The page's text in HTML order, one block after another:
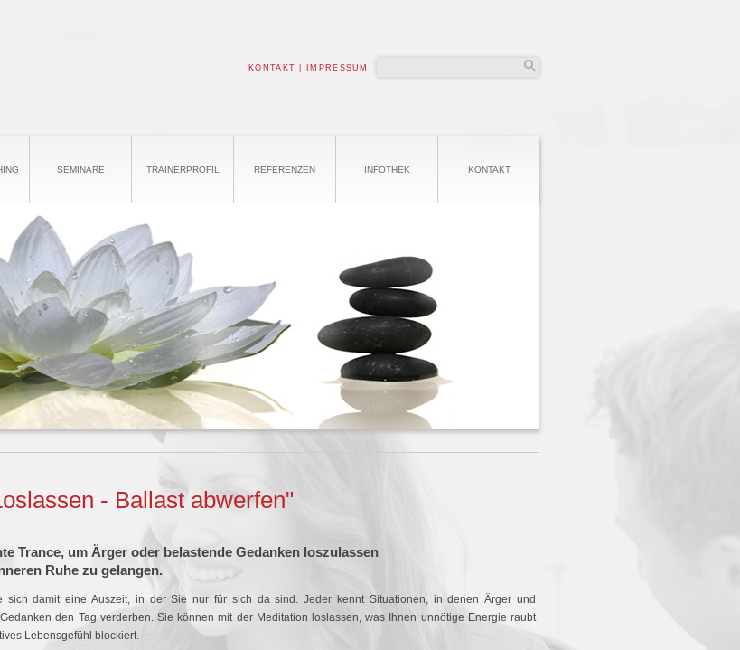
KONTAKT IMPRESSUM
SEMINARE TRAINERPROFIL REFERENZEN INFOTHEK KONTAKT
- Ballast abwerfen"
Trance, um Ärger oder belastende Gedanken loszulassen
Ruhe zu gelangen.
sich damit eine Auszeit, in der Sie nur für sich da sind. Jeder kennt Situationen, in denen Ärger und
den Tag verderben. Sie können mit der Meditation loslassen, was Ihnen unnötige Energie raubt
Lebensgefühl blockiert.